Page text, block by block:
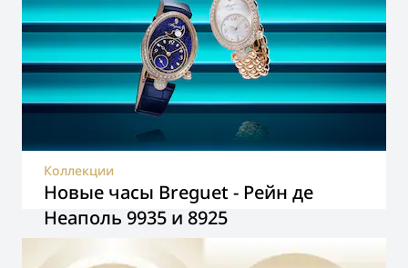
Новые часы Breguet - Рейн де
Неаполь 9935 и 8925
Коллекции